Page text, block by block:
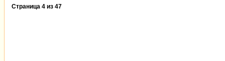
Страница 4 из 47